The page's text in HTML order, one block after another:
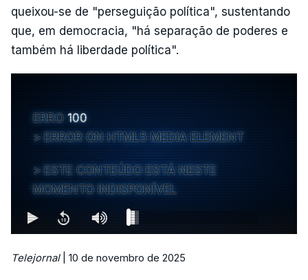
queixou-se de "perseguição política", sustentando
que, em democracia, "há separação de poderes e
também há liberdade política".
ERRO 100
ERROR ON HTML5 MEDIA ELEMENT
ESTE CONTEÚDO ESTÁ NESTE
MOMENTO INDISPONÍVEL
Telejornal| 10 de novembro de 2025